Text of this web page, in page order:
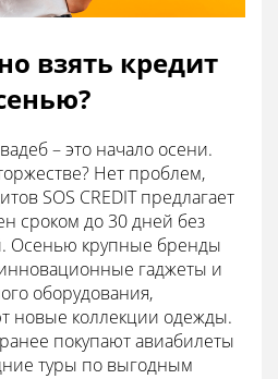
взять кредит
– это начало осени.
Нет проблем,
SOS CREDIT предлагает
сроком до 30 дней без
Осенью крупные бренды
гаджеты и
оборудования,
новые коллекции одежды.
покупают авиабилеты
туры по выгодным